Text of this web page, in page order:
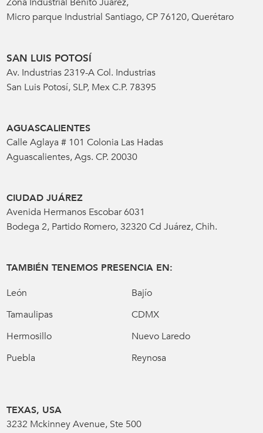
Micro parque Industrial Santiago, CP 76120, Querétaro
SAN LUIS POTOSÍ
Av. Industrias 2319-A Col. Industrias
San Luis Potosí, SLP, Mex C.P. 78395
AGUASCALIENTES
Calle Aglaya # 101 Colonia Las Hadas
Aguascalientes, Ags. CP. 20030
CIUDAD JUÁREZ
Avenida Hermanos Escobar 6031
Bodega 2, Partido Romero, 32320 Cd Juárez, Chih.
TAMBIÉN TENEMOS PRESENCIA EN:
León
Bajío
Tamaulipas
CDMX
Hermosillo
Nuevo Laredo
Puebla
Reynosa
TEXAS, USA
3232 Mckinney Avenue, Ste 500